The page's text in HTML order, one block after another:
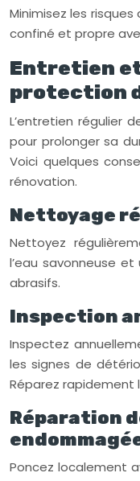
Minimisez les
confiné et propre
Entretien
protection
L’entretien régulier
pour prolonger sa
Voici quelques
rénovation.
Nettoyage
Nettoyez
l’eau savonneuse
abrasifs.
Inspection
Inspectez
les signes de
Réparez rapidement
Réparation
Poncez localement